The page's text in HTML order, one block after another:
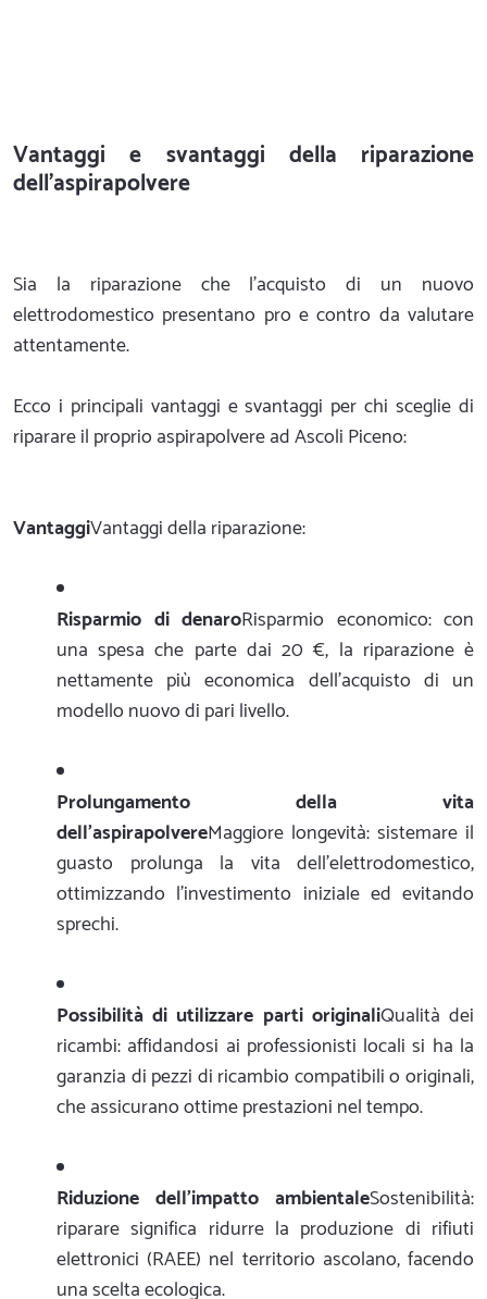
Vantaggi e svantaggi della riparazione
dell'aspirapolvere
Sia la riparazione che l'acquisto di un nuovo
elettrodomestico presentano pro e contro da valutare
attentamente.
Ecco i principali vantaggi e svantaggi per chi sceglie di
riparare il proprio aspirapolvere ad Ascoli Piceno:
VantaggiVantaggi della riparazione:
Risparmio di denaroRisparmio economico: con
una spesa che parte dai 20 €, la riparazione è
nettamente più economica dell'acquisto di un
modello nuovo di pari livello.
Prolungamento della vita
dell'aspirapolvereMaggiore longevità: sistemare il
guasto prolunga la vita dell'elettrodomestico,
ottimizzando l'investimento iniziale ed evitando
sprechi.
Possibilità di utilizzare parti originaliQualità dei
ricambi: affidandosi ai professionisti locali si ha la
garanzia di pezzi di ricambio compatibili o originali,
che assicurano ottime prestazioni nel tempo.
Riduzione dell'impatto ambientaleSostenibilità:
riparare significa ridurre la produzione di rifiuti
elettronici (RAEE) nel territorio ascolano, facendo
una scelta ecologica.